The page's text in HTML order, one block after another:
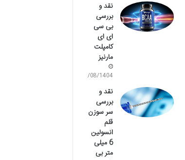
نقد و
بررسی
بی سی
ای ای
کامپلت
مارنیز
14/08/1404
نقد و
بررسی
سر سوزن
قلم
انسولین
6 میلی
متر بی